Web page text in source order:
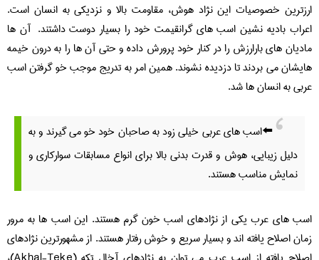
ارزترین خصوصیات این نژاد هوش، مقاومت بالا و نزدیکی به انسان است.
اعراب بادیه نشین اسب های گرانقیمت خود را بسیار دوست داشتند. آن ها
مادیان های بارارزش را در کنار خود پرورش داده و حتی آن ها را به درون خیمه
هایشان می بردند تا دزدیده نشوند. همین امر به تدریج موجب خو گرفتن اسب
عربی به انسان ها شد.
⬅️اسب های عربی خیلی زود به صاحبان خود خو می گیرند و به
دلیل زیبایی، هوش و قدرت بدنی بالا برای انواع مسابقات سوارکاری و
نمایش مناسب هستند.
اسب های عرب یکی از نژادهای اسب خون گرم هستند. این اسب ها به مرور
زمان اصلاح یافته اند و بسیار سریع و خوش رفتار هستند. از مشهورترین نژادهای